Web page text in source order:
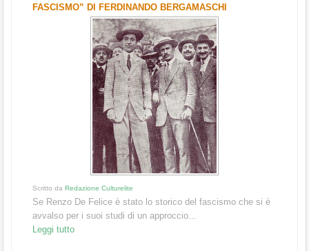
FASCISMO” DI FERDINANDO BERGAMASCHI
Scritto da Redazione Culturelite
Se Renzo De Felice è stato lo storico del fascismo che si è
avvalso per i suoi studi di un approccio...
Leggi tutto